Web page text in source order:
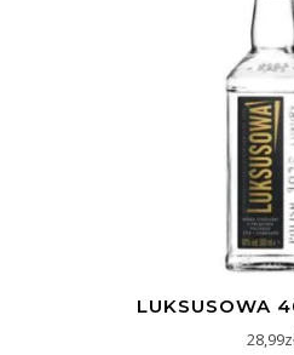
LUKSUSOWA
28,99